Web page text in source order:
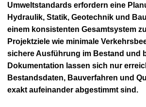
Umweltstandards erfordern eine
Hydraulik, Statik, Geotechnik und
einem konsistenten Gesamtsystem
Projektziele wie minimale
sichere Ausführung im Bestand und
Dokumentation lassen sich nur
Bestandsdaten, Bauverfahren und
exakt aufeinander abgestimmt sind.